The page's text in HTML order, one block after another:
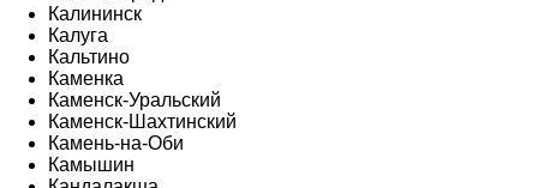
Калининск
Калуга
Кальтино
Каменка
Каменск-Уральский
Каменск-Шахтинский
Камень-на-Оби
Камышин